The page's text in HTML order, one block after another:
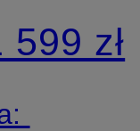
599 zł